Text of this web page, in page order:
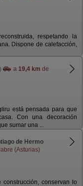
respetando la
Dispone de calefacción,
a 19,4 km de
está pensada para que
Con una decoración
sumar una ...
de Hermo
(Asturias)
construcción, conservan lo